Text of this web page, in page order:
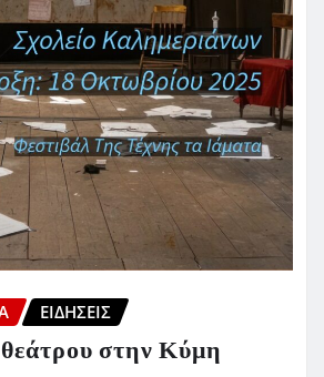
ΕΙΔΗΣΕΙΣ
στην Κύμη